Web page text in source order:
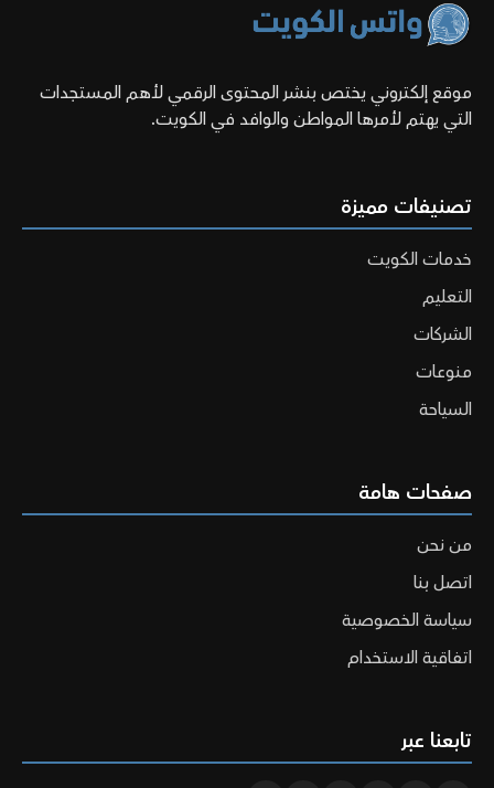
موقع إلكتروني يختص بنشر المحتوى الرقمي لأهم المستجدات
التي يهتم لأمرها المواطن والوافد في الكويت.
تصنيفات مميزة
خدمات الكويت
التعليم
الشركات
منوعات
السياحة
صفحات هامة
من نحن
اتصل بنا
سياسة الخصوصية
اتفاقية الاستخدام
تابعنا عبر